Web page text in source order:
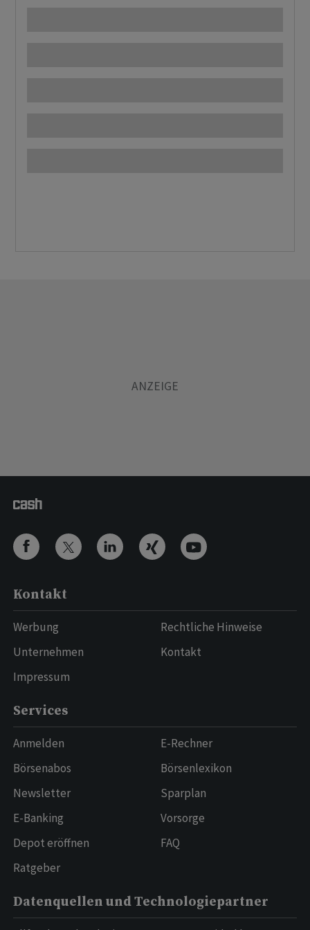
Kontakt
Werbung
Unternehmen
Impressum
Rechtliche Hinweise
Kontakt
Services
Anmelden
Börsenabos
Newsletter
E-Banking
Depot eröffnen
Ratgeber
E-Rechner
Börsenlexikon
Sparplan
Vorsorge
FAQ
Datenquellen und Technologiepartner